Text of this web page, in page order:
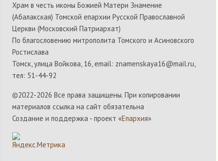
Храм в честь иконы Божией Матери Знамение
(Абалакская) Томской епархии Русской Православной
Церкви (Московский Патриархат)
По благословению митрополита Томского и Асиновского
Ростислава
Томск, улица Войкова, 16, email: znamenskaya16@mail.ru,
тел: 51-44-92
©2022-2026 Все права защищены. При копировании
материалов ссылка на сайт обязательна
Создание и поддержка - проект «Епархия»